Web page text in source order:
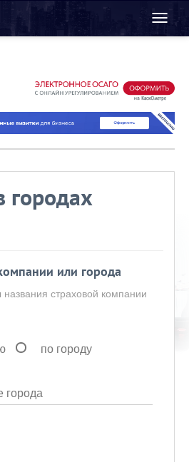
Toggle
или города
страховой компании
по городу
города